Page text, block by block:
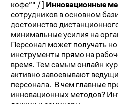
кофе”" /] Инновационные
сотрудников в основном
достоинство
минимальные усилия на
Персонал может получать
инструменты прямо на
время. Тем самым онлайн
активно завоевывают
персонала. В чем главные
инновационных методов?